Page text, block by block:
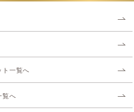
ト一覧へ
覧へ